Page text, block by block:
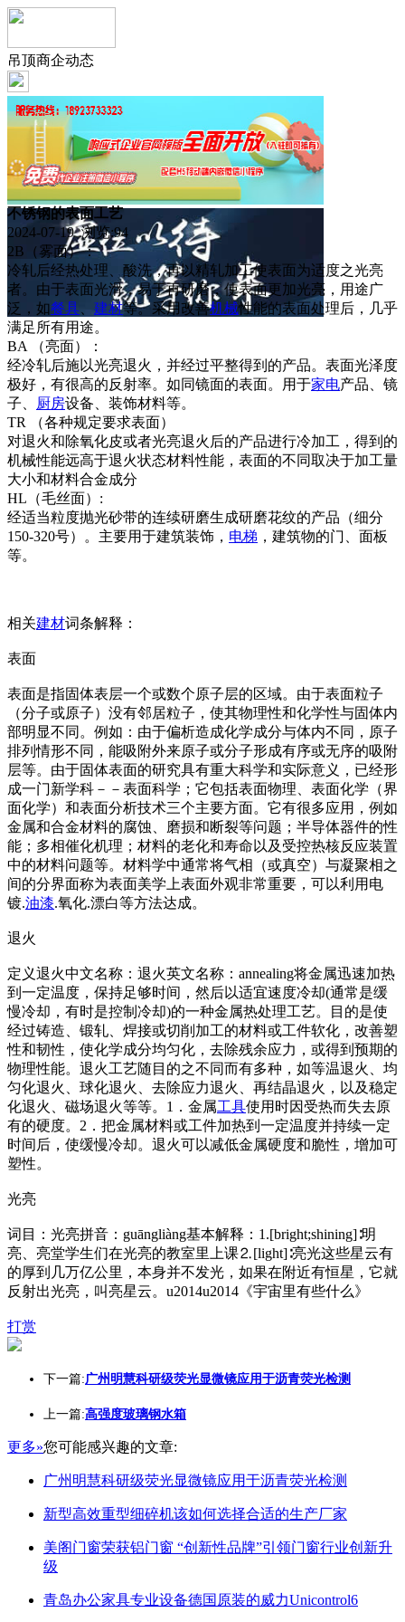
吊顶商企动态
不锈钢的表面工艺
2024-07-19 浏览:94
2B（雾面）：
冷轧后经热处理、酸洗，再以精轧加工使表面为适度之光亮
者。由于表面光滑，易于再研磨，使表面更加光亮，用途广
泛，如餐具 建材等。采用改善机械性能的表面处理后，几乎
满足所有用途。
BA （亮面）：
经冷轧后施以光亮退火，并经过平整得到的产品。表面光泽度
极好，有很高的反射率。如同镜面的表面。用于家电产品、镜
子、
厨房设备、装饰材料等。
TR （各种规定要求表面）
对退火和除氧化皮或者光亮退火后的产品进行冷加工，得到的
机械性能远高于退火状态材料性能，表面的不同取决于加工量
大小和材料合金成分
HL（毛丝面）:
经适当粒度抛光砂带的连续研磨生成研磨花纹的产品（细分
150-320号）。主要用于建筑装饰， 电梯 ，建筑物的门、面板
等。
相关建材词条解释：
表面
表面是指固体表层一个或数个原子层的区域。由于表面粒子
（分子或原子）没有邻居粒子，使其物理性和化学性与固体内
部明显不同。例如：由于偏析造成化学成分与体内不同，原子
排列情形不同，能吸附外来原子或分子形成有序或无序的吸附
层等。由于固体表面的研究具有重大科学和实际意义，已经形
成一门新学科－－表面科学；它包括表面物理、表面化学（界
面化学）和表面分析技术三个主要方面。它有很多应用，例如
金属和合金材料的腐蚀、磨损和断裂等问题；半导体器件的性
能；多相催化机理；材料的老化和寿命以及受控热核反应装置
中的材料问题等。材料学中通常将气相（或真空）与凝聚相之
间的分界面称为表面美学上表面外观非常重要，可以利用电
镀.油漆.氧化.漂白等方法达成。
退火
定义退火中文名称：退火英文名称：annealing将金属迅速加热
到一定温度，保持足够时间，然后以适宜速度冷却(通常是缓
慢冷却，有时是控制冷却)的一种金属热处理工艺。目的是使
经过铸造、锻轧、焊接或切削加工的材料或工件软化，改善塑
性和韧性，使化学成分均匀化，去除残余应力，或得到预期的
物理性能。退火工艺随目的之不同而有多种，如等温退火、均
匀化退火、球化退火、去除应力退火、再结晶退火，以及稳定
化退火、磁场退火等等。1．金属工具使用时因受热而失去原
有的硬度。2．把金属材料或工件加热到一定温度并持续一定
时间后，使缓慢冷却。退火可以减低金属硬度和脆性，增加可
塑性。
光亮
词目：光亮拼音：guāngliàng基本解释：1.[bright;shining]∶明
亮、亮堂学生们在光亮的教室里上课⒉[light]∶亮光这些星云有
的厚到几万亿公里，本身并不发光，如果在附近有恒星，它就
反射出光亮，叫亮星云。u2014u2014《宇宙里有些什么》
打赏
下一篇:广州明慧科研级荧光显微镜应用于沥青荧光检测
上一篇:高强度玻璃钢水箱
更多»您可能感兴趣的文章:
广州明慧科研级荧光显微镜应用于沥青荧光检测
新型高效重型细碎机该如何选择合适的生产厂家
美阁门窗荣获铝门窗 “创新性品牌”引领门窗行业创新升
级
青岛办公家具专业设备德国原装的威力Unicontrol6